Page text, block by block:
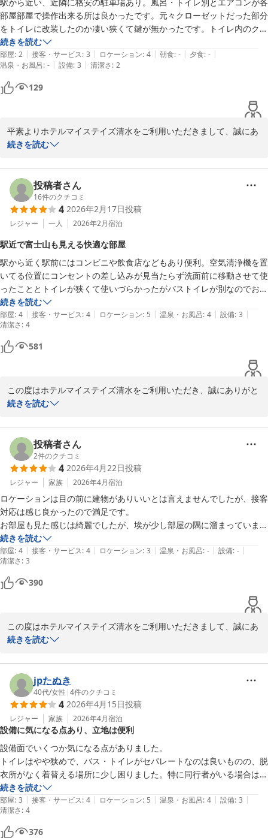
ホテルマイステイズ清水
2026-06-11
部屋部屋で操作出来る所は良かったです。元々クローゼットだった部分
をトイレに改装したのか凄い狭くて鍵が無かったです。トイレ内のクロ
スが湿気？で角が浮いていたのと部屋の天井の隅の部分に黒カビが発生
していたのは残念でした。
続きを読む
部屋: 2 | 接客・サービス: 3 | ロケーション: 4 | 朝食: - | 夕食: - |
温泉・お風呂: - | 設備: 3 | 清潔さ: 2
129
平素よりホテルマイステイズ清水をご利用いただきまして、誠にあ
りがとうございます。
この度は、当ホテルの立地や周辺駐車場の利便性、またバス・トイ
レ別の設備やお部屋ごとに温度調整が可能なエアコンにつきまして
ご評価いただき、心より御礼申し上げます。
一方で、トイレの広さや設備面につきまして、ご不便をおかけし申
しい部分もございますが、いただいたご意見は今後の施設運営の参
考とさせていただきます。
また、トイレ内のクロスの浮きやお部屋の天井部分のカビにつきま
しては、本来であれば快適な環境をご提供すべきところ、十分な管
理が行き届いておらず、ご不快な思いをおかけしましたことを深く
お詫び申し上げます。ご指摘いただきました内容は関係部署へ共有
し、客室の点検および修繕、清掃管理の強化に努めてまいります。
貴重なお時間を割いてご意見をお寄せいただき、誠にありがとうご
し、サービスと施設の改善に取り組んでまいります。
でございます。
ホテルマイステイズ清水　フロント
ホテルマイステイズ清水
2026-06-03
続きを読む
投稿者さん
16件のクチコミ
4 2026年2月17日投稿
レジャー 一人 2026年2月宿泊
駅近で富士山も見える快適な部屋
駅から近く駅前にはコンビニや飲食店などもあり便利。空気清浄機を置
いてる位置にコンセントの差し込みが見当たらず洗面前に移動させて使
ったこととトイレが狭くて使いづらかったがバストイレが別なのでお風
呂にはゆったり入る事が出来ました。海側で線路真横の部屋でしたがひ
っきりなしに通る貨物列車の走行音…私は好きなので心地よく感じなが
ら気づいたらよく眠れていました。列車好きにはおすすめですが気にな
る人は眠れないかもしれないですね。部屋から富士山も見えて価格も安
く総合的にはよかったです。
駿河湾フェリーの1便に乗船の為朝早い出発だったので朝食はなしにし
続きを読む
部屋: 4 | 接客・サービス: 4 | ロケーション: 5 | 温泉・お風呂: 4 | 設備: 3 |
清潔さ: 4
581
この度はホテルマイステイズ清水をご利用いただき、誠にありがと
うございます。
存じます。
当館周辺にはコンビニエンスストアや、河岸の市などの観光施設も
ございますのでアクセスしやすい点も魅力の一つでございます。
また客室から晴れていれば富士山をご覧頂けますので、そちらもお
楽しみ頂けた様で何よりございます。
一方でコンセントの件でご不便をおかけ致しまして大変申し訳ござ
いません。
よろしければフロントにて延長コードの貸出しを行っております。
ご朝食に関しまして、当館では静岡のご当地メニューである富士宮
焼きそばや浜松風餃子などご提供しております。
もしまたの機会がございましたら、是非ご利用ください。
お客様のまたのお越しを心よりお待ちしております。
ホテルマイステイズ清水
続きを読む
投稿者さん
2件のクチコミ
4 2026年4月22日投稿
レジャー 家族 2026年4月宿泊
ロケーションは目の前に建物がありいいとは言えませんでしたが、接客
対応は感じ良かったので満足です。
お部屋も見た感じは綺麗でしたが、埃が少し部屋の隅に溜まっていまし
た。綺麗好きのひとなら気になると思いますが、気にしない人なら大丈
夫だと思います。ナイトウェアが用意されているのは助かりました。
続きを読む
部屋: 4 | 接客・サービス: 4 | ロケーション: 3 | 温泉・お風呂: - | 設備: - |
清潔さ: 3
390
この度はホテルマイステイズ清水をご利用いただきまして、誠にあ
りがとうございます。
嬉しく存じます。ご滞在中、気持ちよくお過ごしいただけたご様子
がうかがえ、何よりでございます。
一方で、お部屋の清掃に関しまして、隅に埃が溜まっていたとのこ
とでご不快な思いをおかけし、誠に申し訳ございませんでした。
本来であれば細部に至るまで行き届いた清掃を行うべきところ、こ
のようなご指摘を頂戴する結果となり、深くお詫び申し上げます。
いただいたご意見を真摯に受け止め、清掃および点検体制の見直し
と強化に努めてまいります。
また、ナイトウェアにつきましてお役に立てたとのこと、大変嬉し
く存じます。今後もお客様にとって快適で便利なご滞在をご提供で
きるよう努めてまいります。
続きを読む
jpたぬき
40代/女性 |4件のクチコミ
4 2026年4月15日投稿
レジャー 家族 2026年4月宿泊
設備に気になる点あり、立地は便利
設備面でいくつか気になる点がありました。
トイレはやや狭めで、バス・トイレがセパレートなのは良いものの、脱
衣所がなく着替える場所に少し困りました。特に同行者がいる場合は、
着替えのスペースに困ると思います。
また、空気清浄機用のコンセントの場所が分かりにくく、移動も手間で
使用を断念。
続きを読む
部屋: 3 | 接客・サービス: 4 | ロケーション: 5 | 温泉・お風呂: 4 | 設備: 3 |
清潔さ: 4
376